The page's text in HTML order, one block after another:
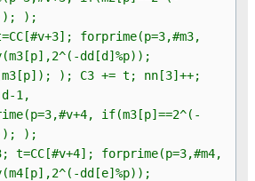
);
forprime(p=3,#m3,
dd[d]%p));
); C3 += t; nn[3]++;
1,
if(m3[p]==2^(-
);
forprime(p=3,#m4,
dd[e]%p));